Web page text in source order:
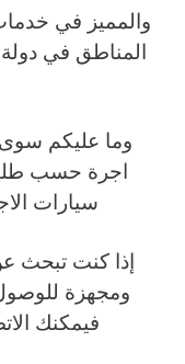
والمميز في
المناطق في
وما عليكم سوى
اجرة حسب
سيارات
إذا كنت تبحث
ومجهزة
فيمكنك